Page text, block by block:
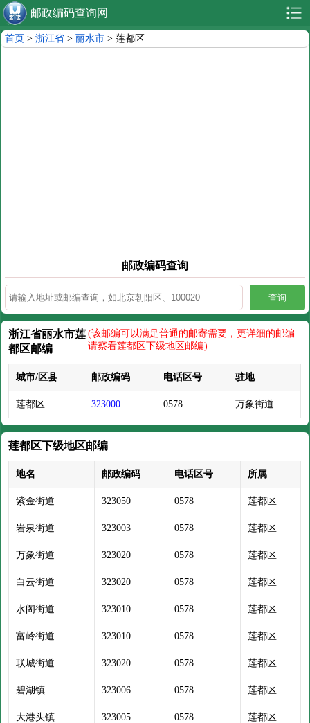
邮政编码查询网
首页 >浙江省 > 丽水市 > 莲都区
邮政编码查询
查询
浙江省丽水市莲
都区邮编
(该邮编可以满足普通的邮寄需要，更详细的邮编
请察看莲都区下级地区邮编)
城市/区县 邮政编码 电话区号 驻地
莲都区 323000 0578 万象街道
莲都区下级地区邮编
地名 邮政编码 电话区号 所属
紫金街道 323050 0578 莲都区
岩泉街道 323003 0578 莲都区
万象街道 323020 0578 莲都区
白云街道 323020 0578 莲都区
水阁街道 323010 0578 莲都区
富岭街道 323010 0578 莲都区
联城街道 323020 0578 莲都区
碧湖镇 323006 0578 莲都区
大港头镇 323005 0578 莲都区